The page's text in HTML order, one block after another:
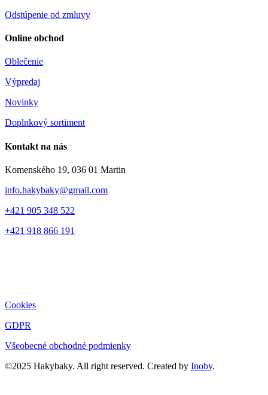
Odstúpenie od zmluvy
Online obchod
Oblečenie
Výpredaj
Novinky
Doplnkový sortiment
Kontakt na nás
Komenského 19, 036 01 Martin
info.hakybaky@gmail.com
+421 905 348 522
+421 918 866 191
Cookies
GDPR
Všeobecné obchodné podmienky
©2025 Hakybaky. All right reserved. Created by Inoby.